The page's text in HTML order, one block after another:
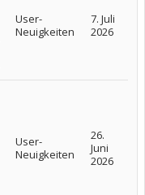
User-
Neuigkeiten
7. Juli
2026
User-
Neuigkeiten
26.
Juni
2026